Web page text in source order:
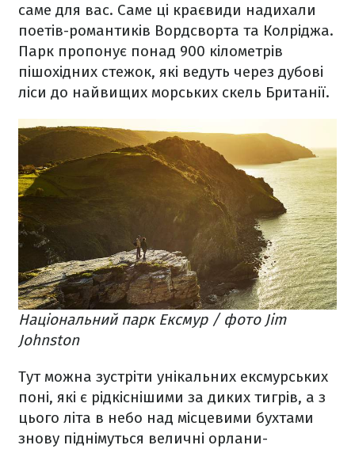
саме для вас. Саме ці краєвиди надихали
поетів-романтиків Вордсворта та Колріджа.
Парк пропонує понад 900 кілометрів
пішохідних стежок, які ведуть через дубові
ліси до найвищих морських скель Британії.
Національний парк Ексмур / фото Jim
Johnston
Тут можна зустріти унікальних ексмурських
поні, які є рідкіснішими за диких тигрів, а з
цього літа в небо над місцевими бухтами
знову піднімуться величні орлани-